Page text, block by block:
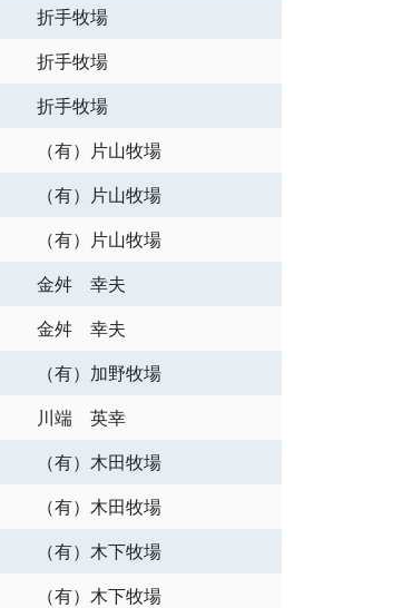
折手牧場
折手牧場
折手牧場
（有）片山牧場
（有）片山牧場
（有）片山牧場
金舛 幸夫
金舛 幸夫
（有）加野牧場
川端 英幸
（有）木田牧場
（有）木田牧場
（有）木下牧場
（有）木下牧場